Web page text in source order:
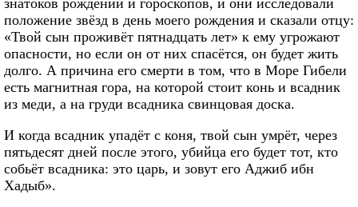
знатоков рождений и гороскопов, и они исследовали
положение звёзд в день моего рождения и сказали отцу:
«Твой сын проживёт пятнадцать лет» к ему угрожают
опасности, но если он от них спасётся, он будет жить
долго. А причина его смерти в том, что в Море Гибели
есть магнитная гора, на которой стоит конь и всадник
из меди, а на груди всадника свинцовая доска.
И когда всадник упадёт с коня, твой сын умрёт, через
пятьдесят дней после этого, убийца его будет тот, кто
собьёт всадника: это царь, и зовут его Аджиб ибн
Хадыб».